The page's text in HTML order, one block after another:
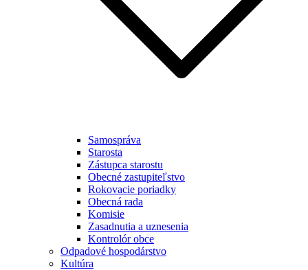
Samospráva
Starosta
Zástupca starostu
Obecné zastupiteľstvo
Rokovacie poriadky
Obecná rada
Komisie
Zasadnutia a uznesenia
Kontrolór obce
Odpadové hospodárstvo
Kultúra